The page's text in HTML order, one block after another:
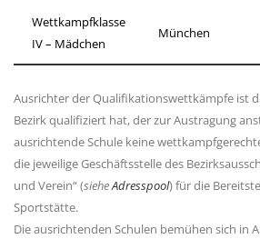
Wettkampfklasse
IV – Mädchen
München
Ausrichter der Qualifikationswettkämpfe ist
Bezirk qualifiziert hat, der zur Austragung
ausrichtende Schule keine
die jeweilige Geschäftsstelle des
und Verein“ (sieheAdresspool) für die
Sportstätte.
Die ausrichtenden Schulen bemühen sich in